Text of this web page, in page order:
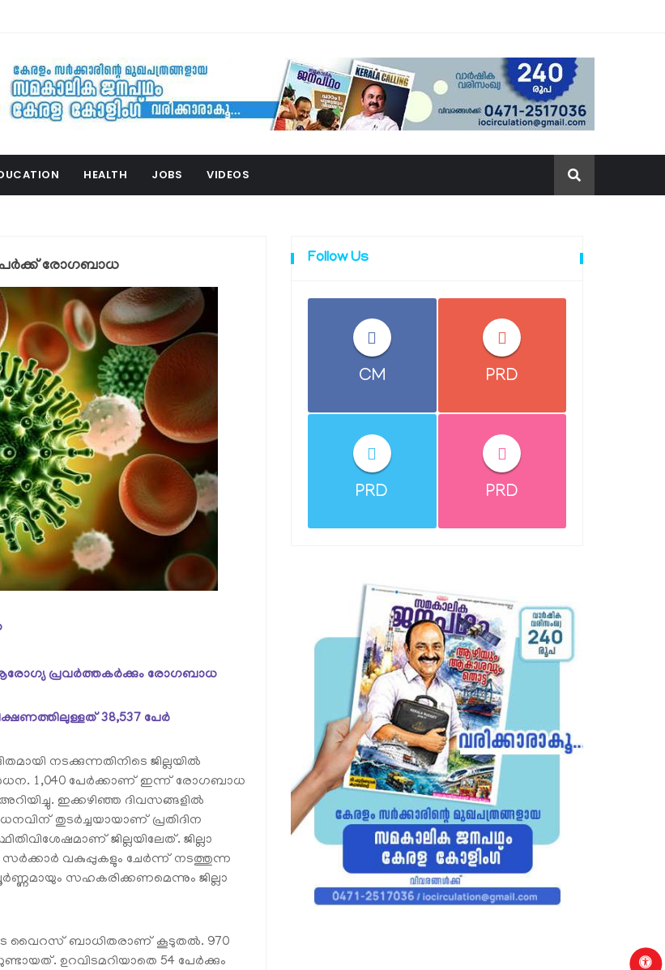
HEALTH JOBS VIDEOS
പേര്‍ക്ക് രോഗബാധ
പ്രവര്‍ത്തകര്‍ക്കും രോഗബാധ
38,537 പേര്‍
നടക്കുന്നതിനിടെ ജില്ലയില്‍
1,040 പേര്‍ക്കാണ് ഇന്ന് രോഗബാധ
ഇക്കഴിഞ്ഞ ദിവസങ്ങളില്‍
തുടര്‍ച്ചയായാണ് പ്രതിദിന
ജില്ലയിലേത്. ജില്ലാ
വകുപ്പുകളും ചേര്‍ന്ന് നടത്തുന്ന
സഹകരിക്കണമെന്നും ജില്ലാ
വൈറസ് ബാധിതരാണ് കൂടുതല്‍. 970
ഉറവിടമറിയാതെ 54 പേര്‍ക്കും
Follow Us
CM PRD
PRD PRD